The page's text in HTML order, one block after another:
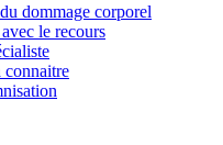
dommage corporel
le recours
connaitre